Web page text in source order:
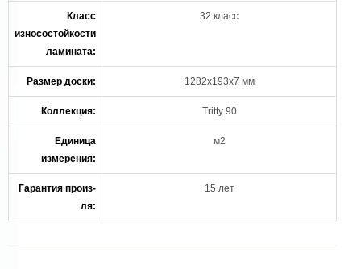
Класс
износостойкости
ламината:
32 класс
Размер доски: 1282x193x7 мм
Коллекция: Tritty 90
Единица
измерения:
м2
Гарантия произ-
ля:
15 лет